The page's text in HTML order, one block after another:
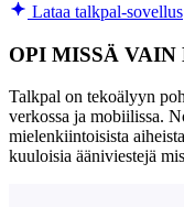
Lataa talkpal-sovellus
OPI MISSÄ
Talkpal on tekoälyyn
verkossa ja mobiilissa.
mielenkiintoisista
kuuloisia ääniviestejä